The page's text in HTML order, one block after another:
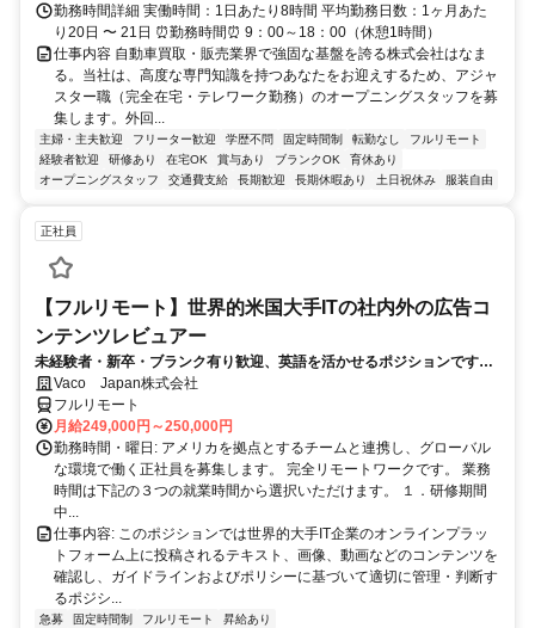
勤務時間詳細 実働時間：1日あたり8時間 平均勤務日数：1ヶ月あた
り20日 〜 21日 ⏰勤務時間⏰ 9：00～18：00（休憩1時間）
仕事内容 自動車買取・販売業界で強固な基盤を誇る株式会社はなま
る。当社は、高度な専門知識を持つあなたをお迎えするため、アジャ
スター職（完全在宅・テレワーク勤務）のオープニングスタッフを募
集します。外回...
主婦・主夫歓迎 フリーター歓迎 学歴不問 固定時間制 転勤なし
フルリモート
経験者歓迎
研修あり 在宅OK 賞与あり ブランクOK
育休あり
オープニングスタッフ
交通費支給 長期歓迎 長期休暇あり 土日祝休み 服装自由
正社員
【フルリモート】世界的米国大手ITの社内外の広告コ
ンテンツレビュアー
未経験者・新卒・ブランク有り歓迎、英語を活かせるポジションです。
完全リモート
Vaco Japan株式会社
フルリモート
月給249,000円～250,000円
勤務時間・曜日: アメリカを拠点とするチームと連携し、グローバル
な環境で働く正社員を募集します。 完全リモートワークです。 業務
時間は下記の３つの就業時間から選択いただけます。 １．研修期間
中...
仕事内容: このポジションでは世界的大手IT企業のオンラインプラッ
トフォーム上に投稿されるテキスト、画像、動画などのコンテンツを
確認し、ガイドラインおよびポリシーに基づいて適切に管理・判断す
るポジシ...
急募 固定時間制 フルリモート 昇給あり